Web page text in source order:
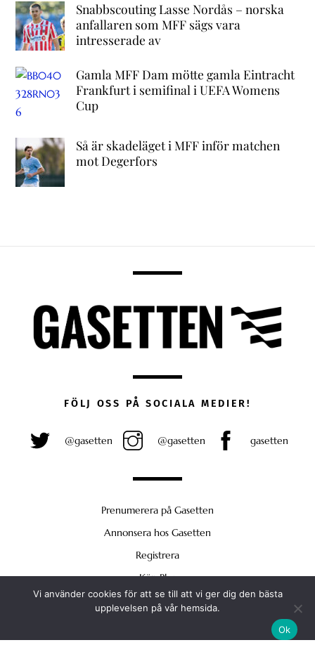
Snabbscouting Lasse Nordås – norska
anfallaren som MFF sägs vara
intresserade av
Gamla MFF Dam mötte gamla Eintracht
Frankfurt i semifinal i UEFA Womens
Cup
Så är skadeläget i MFF inför matchen
mot Degerfors
To
Top
FÖLJ OSS PÅ SOCIALA MEDIER!
@gasetten @gasetten gasetten
Prenumerera på Gasetten
Annonsera hos Gasetten
Registrera
Köp Plus
Vi använder cookies för att se till att vi ger dig den bästa
upplevelsen på vår hemsida.
Ok